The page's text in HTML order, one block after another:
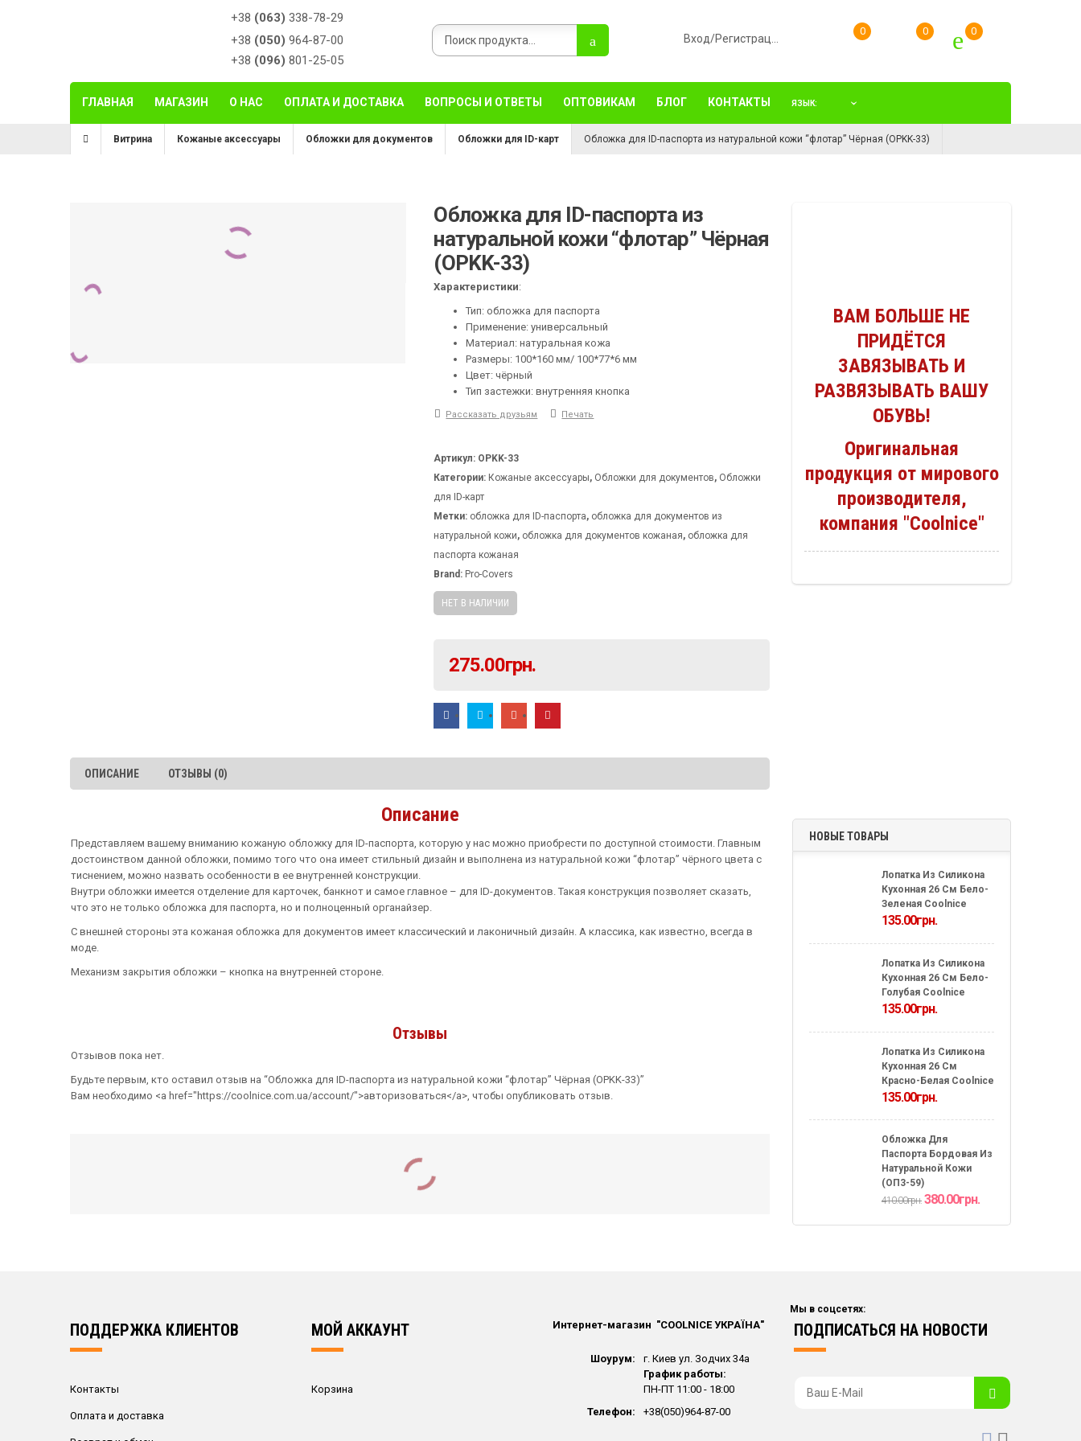
+38 (063) 338-78-29
+38 (050) 964-87-00
+38 (096) 801-25-05
ГЛАВНАЯ МАГАЗИН О НАС ОПЛАТА И ДОСТАВКА ВОПРОСЫ И ОТВЕТЫ ОПТОВИКАМ БЛОГ КОНТАКТЫ ЯЗЫК:
Витрина Кожаные аксессуары Обложки для документов Обложки для ID-карт Обложка для ID-паспорта из натуральной кожи “флотар” Чёрная (OPKK-33)
Обложка для ID-паспорта из
натуральной кожи “флотар” Чёрная
(OPKK-33)
Характеристики:
Тип: обложка для паспорта
Применение: универсальный
Материал: натуральная кожа
Размеры: 100*160 мм/ 100*77*6 мм
Цвет: чёрный
Тип застежки: внутренняя кнопка
Рассказать друзьям Печать
Артикул: OPKK-33
Категории: Кожаные аксессуары, Обложки для документов, Обложки
для ID-карт
Метки: обложка для ID-паспорта, обложка для документов из
натуральной кожи, обложка для документов кожаная, обложка для
паспорта кожаная
Brand: Pro-Covers
НЕТ В НАЛИЧИИ
275.00грн.
ОПИСАНИЕ ОТЗЫВЫ (0)
Описание
Представляем вашему вниманию кожаную обложку для ID-паспорта, которую у нас можно приобрести по доступной стоимости. Главным
достоинством данной обложки, помимо того что она имеет стильный дизайн и выполнена из натуральной кожи “флотар” чёрного цвета с
тиснением, можно назвать особенности в ее внутренней конструкции.
Внутри обложки имеется отделение для карточек, банкнот и самое главное – для ID-документов. Такая конструкция позволяет сказать,
что это не только обложка для паспорта, но и полноценный органайзер.
С внешней стороны эта кожаная обложка для документов имеет классический и лаконичный дизайн. А классика, как известно, всегда в
моде.
Механизм закрытия обложки – кнопка на внутренней стороне.
Отзывы
Отзывов пока нет.
Будьте первым, кто оставил отзыв на “Обложка для ID-паспорта из натуральной кожи “флотар” Чёрная (OPKK-33)”
Вам необходимо <a href="https://coolnice.com.ua/account/">авторизоваться</a>, чтобы опубликовать отзыв.
Обложка для ID-паспорта из натуральной кожи “под крокодила” Чёрная (OPKK-54)
ВАМ БОЛЬШЕ НЕ
ПРИДЁТСЯ
ЗАВЯЗЫВАТЬ И
РАЗВЯЗЫВАТЬ ВАШУ
ОБУВЬ!
Оригинальная
продукция от мирового
производителя,
компания "Coolnice"
НОВЫЕ ТОВАРЫ
Лопатка Из Силикона
Кухонная 26 См Бело-
Зеленая Coolnice
135.00грн.
Лопатка Из Силикона
Кухонная 26 См Бело-
Голубая Coolnice
135.00грн.
Лопатка Из Силикона
Кухонная 26 См
Красно-Белая Coolnice
135.00грн.
Обложка Для
Паспорта Бордовая Из
Натуральной Кожи
(ОП3-59)
410.00грн. 380.00грн.
ПОДДЕРЖКА КЛИЕНТОВ
Контакты
Оплата и доставка
МОЙ АККАУНТ
Корзина
Интернет-магазин "СOOLNICE УКРАЇНА"
Шоурум:
г. Киев ул. Зодчих 34а
График работы:
ПН-ПТ 11:00 - 18:00
Телефон:
+38(050)964-87-00
ПОДПИСАТЬСЯ НА НОВОСТИ
Мы в соцсетях: